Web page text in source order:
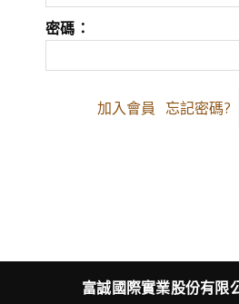
密碼：
加入會員 忘記密碼?
富誠國際實業股份有限